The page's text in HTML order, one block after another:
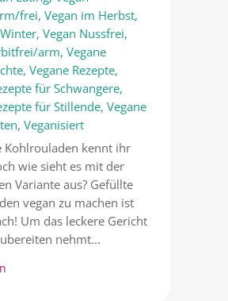
frei, Vegan im Herbst,
, Vegan Nussfrei,
arm, Vegane
, Vegane Rezepte,
für Schwangere,
für Stillende, Vegane
, Veganisiert
Kohlrouladen kennt ihr
wie sieht es mit der
Variante aus? Gefüllte
vegan zu machen ist
Um das leckere Gericht
nehmt...